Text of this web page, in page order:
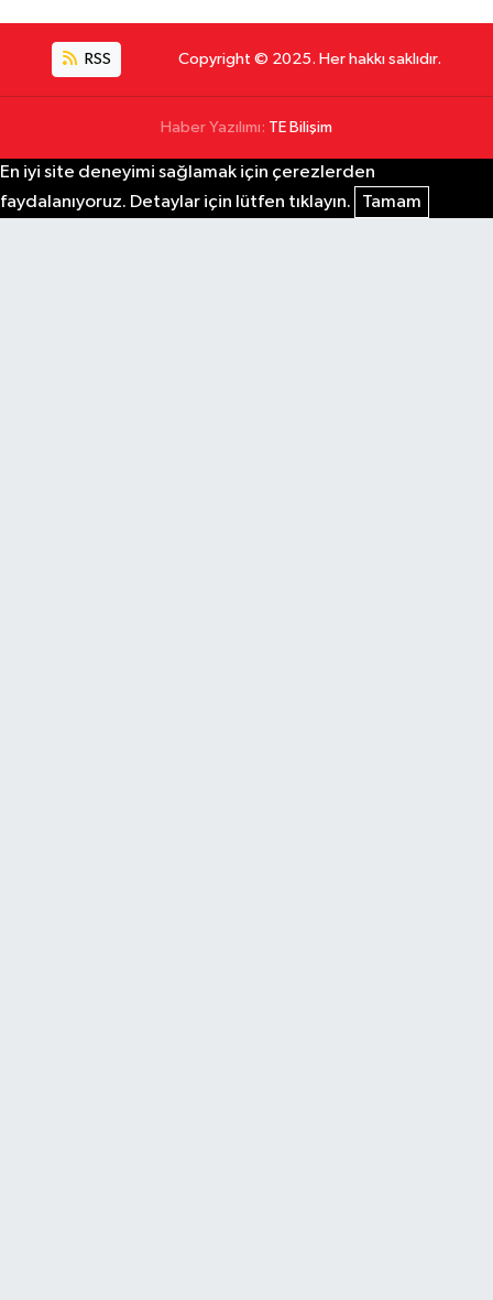
RSS Copyright © 2025. Her hakkı saklıdır.
Haber Yazılımı: TE Bilişim
En iyi site deneyimi sağlamak için çerezlerden
faydalanıyoruz. Detaylar için lütfen tıklayın.
Tamam